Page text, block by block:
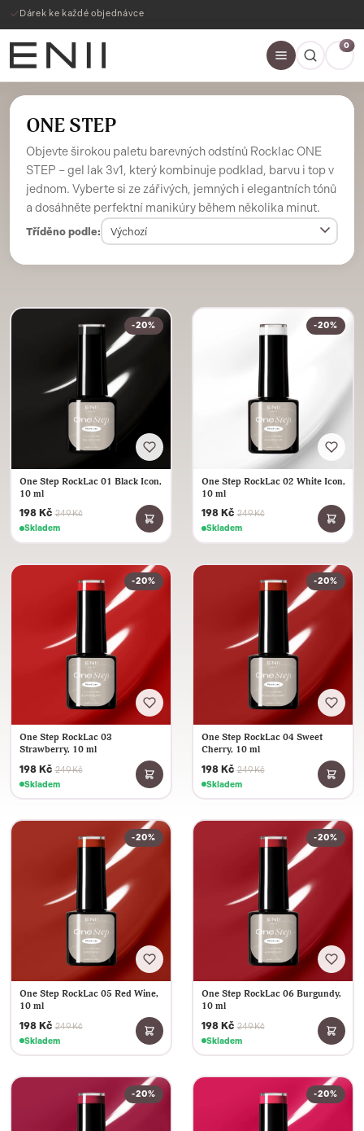
Dárek ke každé objednávce
0
ONE STEP
Objevte širokou paletu barevných odstínů Rocklac ONE
STEP – gel lak 3v1, který kombinuje podklad, barvu i top v
jednom. Vyberte si ze zářivých, jemných i elegantních tónů
a dosáhněte perfektní manikúry během několika minut.
Tříděno podle:
-20%
One Step RockLac 01 Black Icon,
10 ml
198 Kč 249 Kč
Skladem
-20%
One Step RockLac 02 White Icon,
10 ml
198 Kč 249 Kč
Skladem
-20%
One Step RockLac 03
Strawberry, 10 ml
198 Kč 249 Kč
Skladem
-20%
One Step RockLac 04 Sweet
Cherry, 10 ml
198 Kč 249 Kč
Skladem
-20%
One Step RockLac 05 Red Wine,
10 ml
198 Kč 249 Kč
Skladem
-20%
One Step RockLac 06 Burgundy,
10 ml
198 Kč 249 Kč
Skladem
-20% -20%